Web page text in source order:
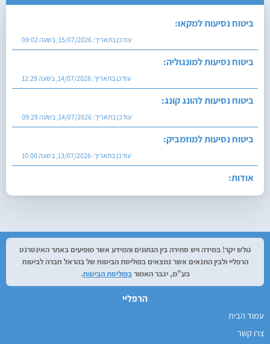
ביטוח נסיעות למקאו:
עודכן בתאריך: 15/07/2026, בשעה 09:02
ביטוח נסיעות למונגוליה:
עודכן בתאריך: 14/07/2026, בשעה 12:29
ביטוח נסיעות להונג קונג:
עודכן בתאריך: 14/07/2026, בשעה 09:29
ביטוח נסיעות למוזמביק:
עודכן בתאריך: 13/07/2026, בשעה 10:00
אודות:
עודכן בתאריך:27/07/2026, בשעה 12:29
גולש יקר! במידה ויש סתירה בין הנתונים והמידע אשר מופיעים באתר האינטרנט
הרפליי ולבין התנאים אשר נמצאים בפוליסת הביטוח של בהראל חברה לביטוח
בע"מ, יגבר האמורבפוליסת הביטוח.
הרפליי
עמוד הבית
צרו קשר